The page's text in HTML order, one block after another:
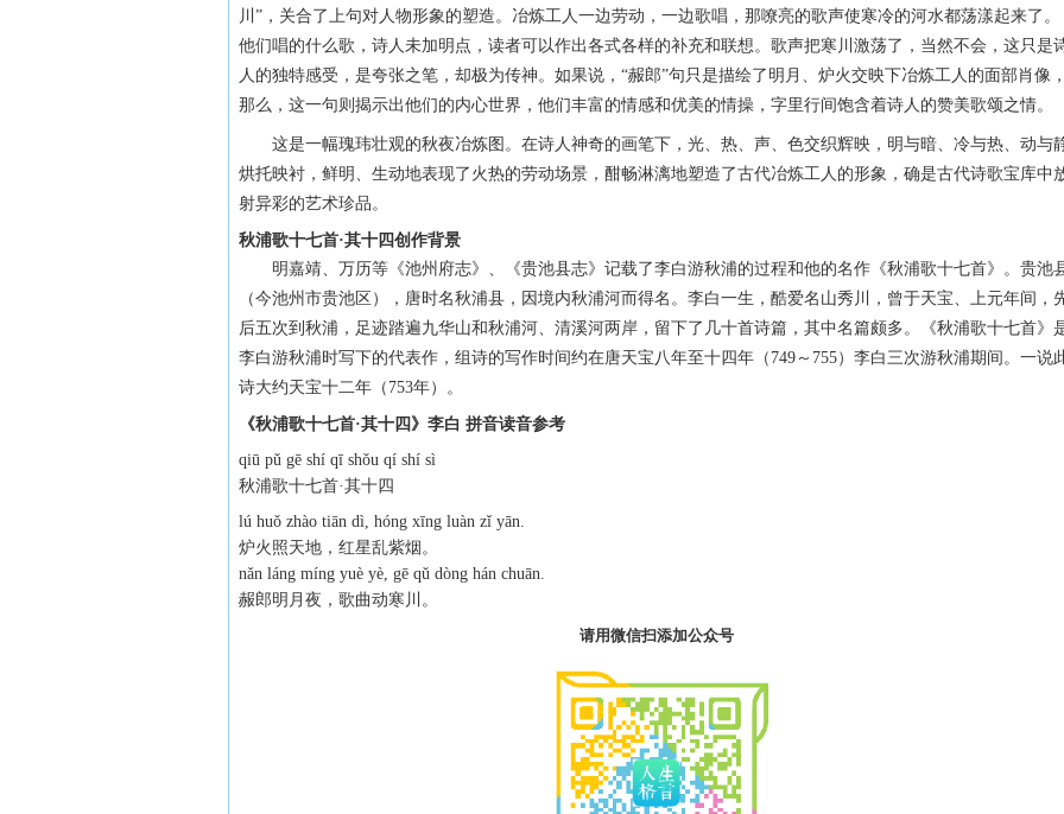
川”，关合了上句对人物形象的塑造。冶炼工人一边劳动，一边歌唱，那嘹亮的歌声使寒冷的河水都荡漾起来了。
他们唱的什么歌，诗人未加明点，读者可以作出各式各样的补充和联想。歌声把寒川激荡了，当然不会，这只是
人的独特感受，是夸张之笔，却极为传神。如果说，“赧郎”句只是描绘了明月、炉火交映下冶炼工人的面部肖像，
那么，这一句则揭示出他们的内心世界，他们丰富的情感和优美的情操，字里行间饱含着诗人的赞美歌颂之情。
这是一幅瑰玮壮观的秋夜冶炼图。在诗人神奇的画笔下，光、热、声、色交织辉映，明与暗、冷与热、动与
烘托映衬，鲜明、生动地表现了火热的劳动场景，酣畅淋漓地塑造了古代冶炼工人的形象，确是古代诗歌宝库中
射异彩的艺术珍品。
秋浦歌十七首·其十四创作背景
明嘉靖、万历等《池州府志》、《贵池县志》记载了李白游秋浦的过程和他的名作《秋浦歌十七首》。贵池
（今池州市贵池区），唐时名秋浦县，因境内秋浦河而得名。李白一生，酷爱名山秀川，曾于天宝、上元年间，
后五次到秋浦，足迹踏遍九华山和秋浦河、清溪河两岸，留下了几十首诗篇，其中名篇颇多。《秋浦歌十七首》
李白游秋浦时写下的代表作，组诗的写作时间约在唐天宝八年至十四年（749～755）李白三次游秋浦期间。一说
诗大约天宝十二年（753年）。
《秋浦歌十七首·其十四》李白 拼音读音参考
qiū pǔ gē shí qī shǒu qí shí sì
秋浦歌十七首·其十四
lú huǒ zhào tiān dì, hóng xīng luàn zǐ yān.
炉火照天地，红星乱紫烟。
nǎn láng míng yuè yè, gē qǔ dòng hán chuān.
赧郎明月夜，歌曲动寒川。
请用微信扫添加公众号